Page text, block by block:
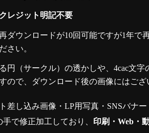
レジット明記不要
ダウンロードが10回可能ですが1年で
さい。
円（サークル）の透かしや、4cac文
ので、ダウンロード後の画像にはござ
差し込み画像・LP用写真・SNSバナ
で修正加工しており、 印刷・Web・